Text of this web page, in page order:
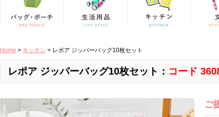
Home > キッチン > レポア ジッパーバッグ10枚セット
レポア ジッパーバッグ10枚セット： コード
ご